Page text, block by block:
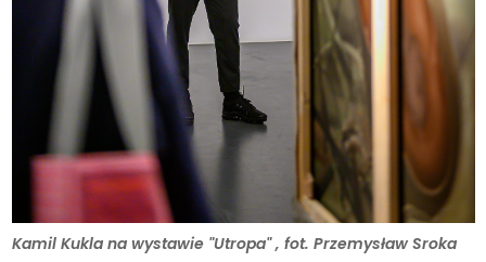
Kamil Kukla na wystawie "Utropa" , fot. Przemysław Sroka